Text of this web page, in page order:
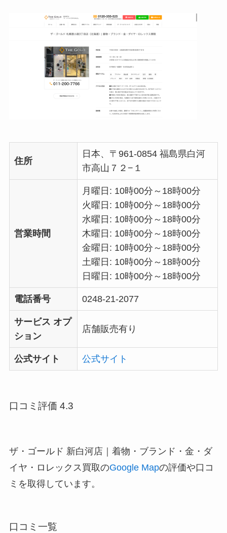
住所
日本、〒961-0854 福島県白河
市高山７２−１
営業時間
月曜日: 10時00分～18時00分
火曜日: 10時00分～18時00分
水曜日: 10時00分～18時00分
木曜日: 10時00分～18時00分
金曜日: 10時00分～18時00分
土曜日: 10時00分～18時00分
日曜日: 10時00分～18時00分
電話番号 0248-21-2077
サービス オプ
ション
店舗販売有り
公式サイト 公式サイト
口コミ評価 4.3
ザ・ゴールド 新白河店｜着物・ブランド・金・ダ
イヤ・ロレックス買取のGoogle Mapの評価や口コ
ミを取得しています。
口コミ一覧